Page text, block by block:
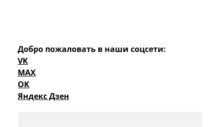
Добро пожаловать в наши соцсети:
VK
MAX
OK
Яндекс Дзен